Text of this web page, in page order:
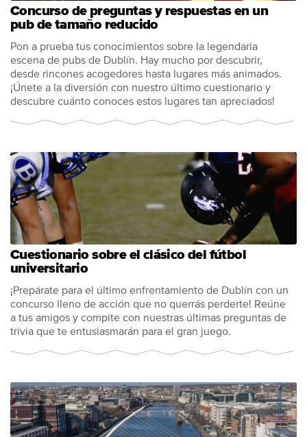
Concurso de preguntas y respuestas en un
pub de tamaño reducido
Pon a prueba tus conocimientos sobre la legendaria
escena de pubs de Dublín. Hay mucho por descubrir,
desde rincones acogedores hasta lugares más animados.
¡Únete a la diversión con nuestro último cuestionario y
descubre cuánto conoces estos lugares tan apreciados!
Cuestionario sobre el clásico del fútbol
universitario
¡Prepárate para el último enfrentamiento de Dublín con un
concurso lleno de acción que no querrás perderte! Reúne
a tus amigos y compite con nuestras últimas preguntas de
trivia que te entusiasmarán para el gran juego.